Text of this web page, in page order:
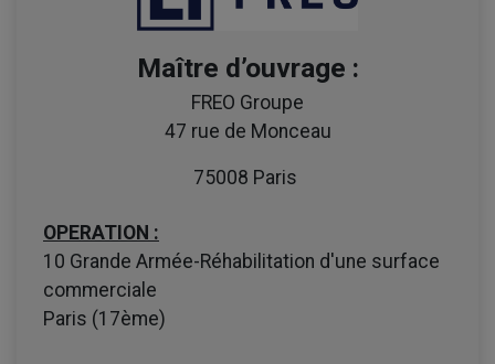
Maître d’ouvrage :
FREO Groupe
47 rue de Monceau
75008 Paris
OPERATION :
10 Grande Armée-Réhabilitation d'une surface
commerciale
Paris (17ème)